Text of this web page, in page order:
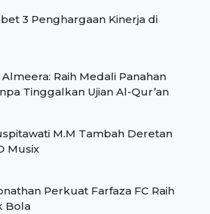
3 Penghargaan Kinerja di
Raih Medali Panahan
Tinggalkan Ujian Al-Qur’an
M.M Tambah Deretan
Musix
Perkuat Farfaza FC Raih
Bola